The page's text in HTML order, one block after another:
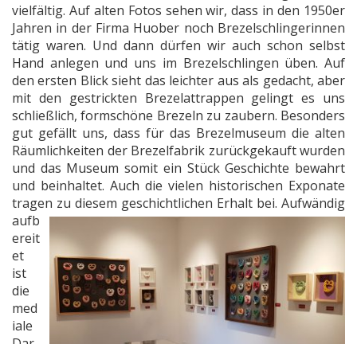
vielfältig. Auf alten Fotos sehen wir, dass in den 1950er
Jahren in der Firma Huober noch Brezelschlingerinnen
tätig waren. Und dann dürfen wir auch schon selbst
Hand anlegen und uns im Brezelschlingen üben. Auf
den ersten Blick sieht das leichter aus als gedacht, aber
mit den gestrickten Brezelattrappen gelingt es uns
schließlich, formschöne Brezeln zu zaubern. Besonders
gut gefällt uns, dass für das Brezelmuseum die alten
Räumlichkeiten der Brezelfabrik zurückgekauft wurden
und das Museum somit ein Stück Geschichte bewahrt
und beinhaltet. Auch die vielen historischen Exponate
tragen zu diesem geschichtlichen Erhalt bei. Aufwändig
aufb
ereit
et
ist
die
med
iale